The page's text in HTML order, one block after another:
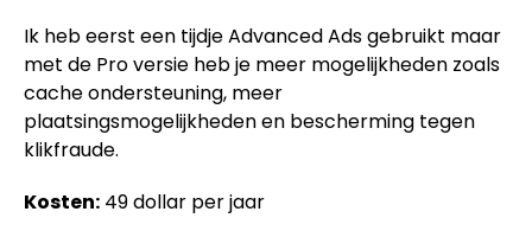
Ik heb eerst een tijdje Advanced Ads gebruikt maar
met de Pro versie heb je meer mogelijkheden zoals
cache ondersteuning, meer
plaatsingsmogelijkheden en bescherming tegen
klikfraude.
Kosten: 49 dollar per jaar